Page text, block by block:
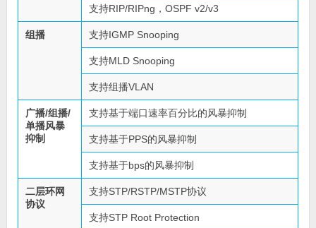
支持RIP/RIPng，OSPF v2/v3
组播 支持IGMP Snooping
支持MLD Snooping
支持组播VLAN
广播/组播/
单播风暴
抑制
支持基于端口速率百分比的风暴抑制
支持基于PPS的风暴抑制
支持基于bps的风暴抑制
二层环网
协议
支持STP/RSTP/MSTP协议
支持STP Root Protection